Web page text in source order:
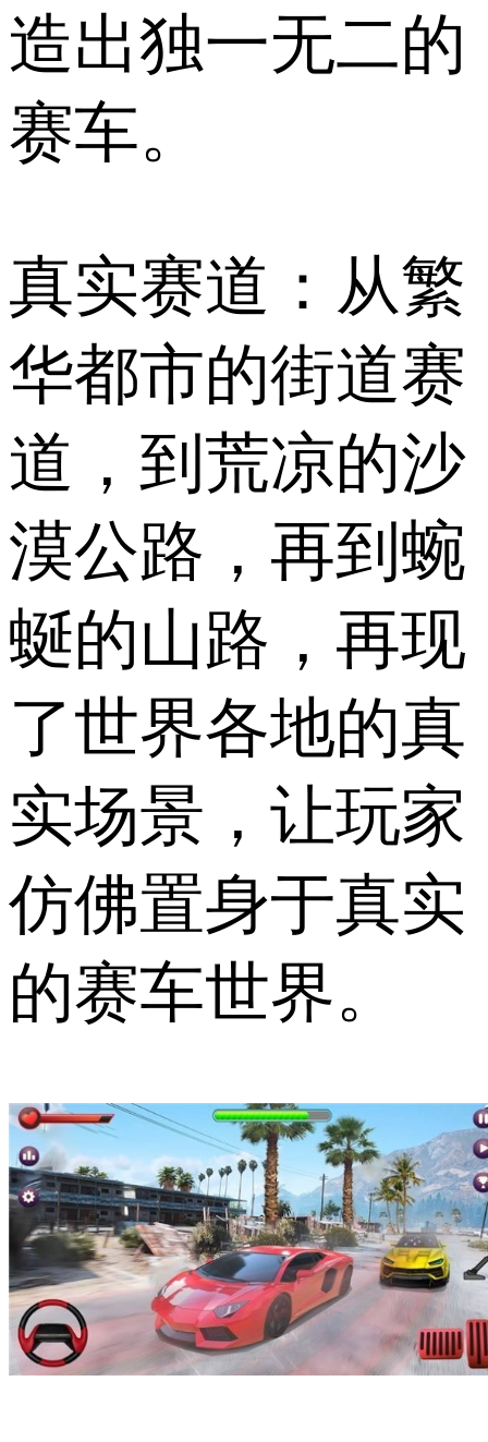
造出独一无二的
赛车。
真实赛道：从繁
华都市的街道赛
道，到荒凉的沙
漠公路，再到蜿
蜒的山路，再现
了世界各地的真
实场景，让玩家
仿佛置身于真实
的赛车世界。